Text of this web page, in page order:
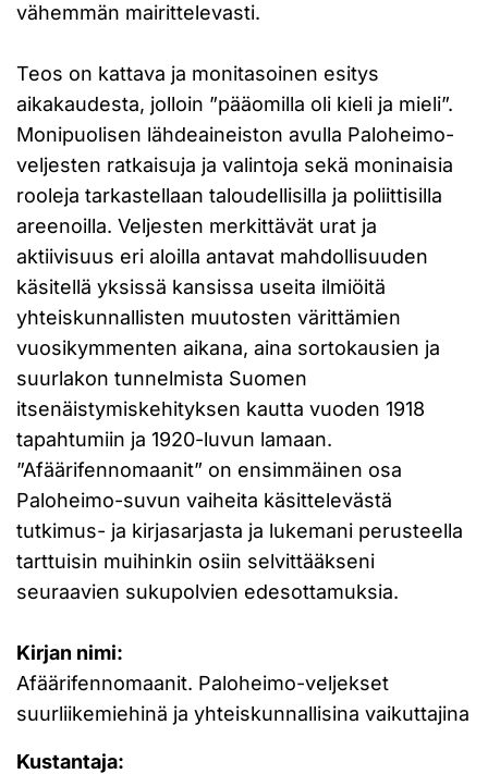
vähemmän mairittelevasti.
Teos on kattava ja monitasoinen esitys
aikakaudesta, jolloin ”pääomilla oli kieli ja mieli”.
Monipuolisen lähdeaineiston avulla Paloheimo-
veljesten ratkaisuja ja valintoja sekä moninaisia
rooleja tarkastellaan taloudellisilla ja poliittisilla
areenoilla. Veljesten merkittävät urat ja
aktiivisuus eri aloilla antavat mahdollisuuden
käsitellä yksissä kansissa useita ilmiöitä
yhteiskunnallisten muutosten värittämien
vuosikymmenten aikana, aina sortokausien ja
suurlakon tunnelmista Suomen
itsenäistymiskehityksen kautta vuoden 1918
tapahtumiin ja 1920-luvun lamaan.
”Afäärifennomaanit” on ensimmäinen osa
Paloheimo-suvun vaiheita käsittelevästä
tutkimus- ja kirjasarjasta ja lukemani perusteella
tarttuisin muihinkin osiin selvittääkseni
seuraavien sukupolvien edesottamuksia.
Kirjan nimi:
Afäärifennomaanit. Paloheimo-veljekset
suurliikemiehinä ja yhteiskunnallisina vaikuttajina
Kustantaja: